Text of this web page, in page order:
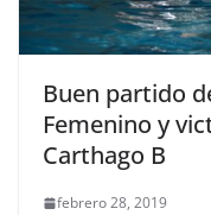
Buen partido
Femenino y
Carthago B
febrero 28, 2019